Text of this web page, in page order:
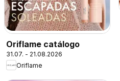
Oriflame catálogo
31.07. - 21.08.2026
Oriflame